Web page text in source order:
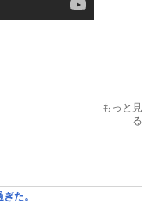
もっと見
る
た。